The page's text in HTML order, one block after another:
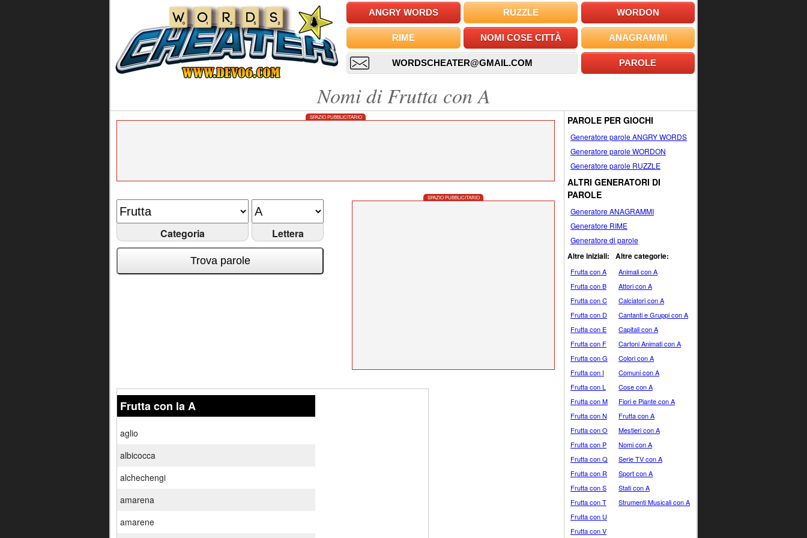
ANGRY WORDS RUZZLE WORDON
RIME NOMI COSE CITTÀ ANAGRAMMI
WORDSCHEATER@GMAIL.COM PAROLE
Nomi di Frutta con A
SPAZIO PUBBLICITARIO
Categoria Lettera
Trova parole
SPAZIO PUBBLICITARIO
Frutta con la A
aglio
albicocca
alchechengi
amarena
amarene
PAROLE PER GIOCHI
Generatore parole ANGRY WORDS
Generatore parole WORDON
Generatore parole RUZZLE
ALTRI GENERATORI DI
PAROLE
Generatore ANAGRAMMI
Generatore RIME
Generatore di parole
Altre iniziali:
Frutta con A
Frutta con B
Frutta con C
Frutta con D
Frutta con E
Frutta con F
Frutta con G
Frutta con I
Frutta con L
Frutta con M
Frutta con N
Frutta con O
Frutta con P
Frutta con Q
Frutta con R
Frutta con S
Frutta con T
Frutta con U
Frutta con V
Altre categorie:
Animali con A
Attori con A
Calciatori con A
Cantanti e Gruppi con A
Capitali con A
Cartoni Animati con A
Colori con A
Comuni con A
Cose con A
Fiori e Piante con A
Frutta con A
Mestieri con A
Nomi con A
Serie TV con A
Sport con A
Stati con A
Strumenti Musicali con A